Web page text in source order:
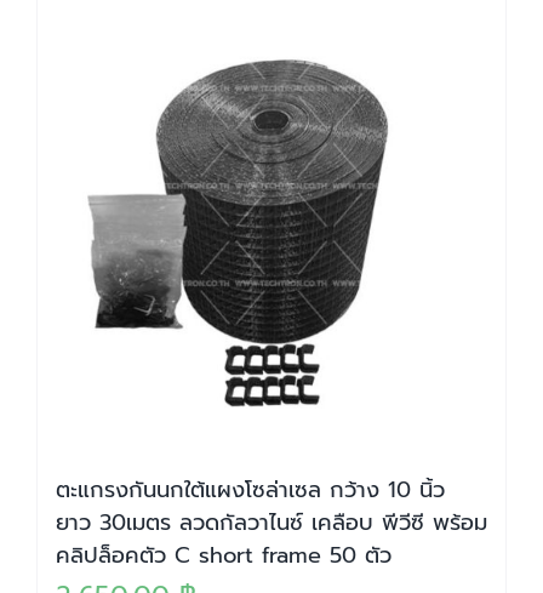
ตะแกรงกันนกใต้แผงโซล่าเซล กว้าง 10 นิ้ว
ยาว 30เมตร ลวดกัลวาไนซ์ เคลือบ พีวีซี พร้อม
คลิปล็อคตัว C short frame 50 ตัว